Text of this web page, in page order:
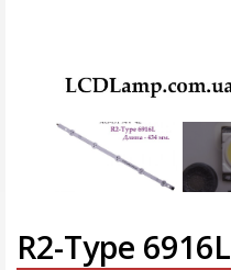
R2-Type 6916L